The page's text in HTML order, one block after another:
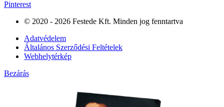
Pinterest
© 2020 - 2026 Festede Kft. Minden jog fenntartva
Adatvédelem
Általános Szerződési Feltételek
Webhelytérkép
Bezárás